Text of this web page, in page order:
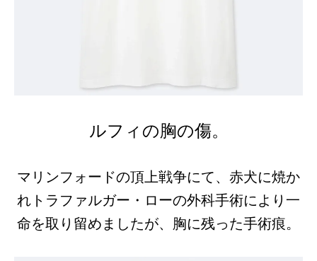
ルフィの胸の傷。
マリンフォードの頂上戦争にて、赤犬に焼か
れ トラファルガー・ローの外科手術により一
命を取り留めましたが、胸に残った手術痕。